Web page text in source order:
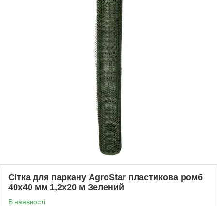
Сітка для паркану AgroStar пластикова ромб
40x40 мм 1,2x20 м Зелений
В наявності